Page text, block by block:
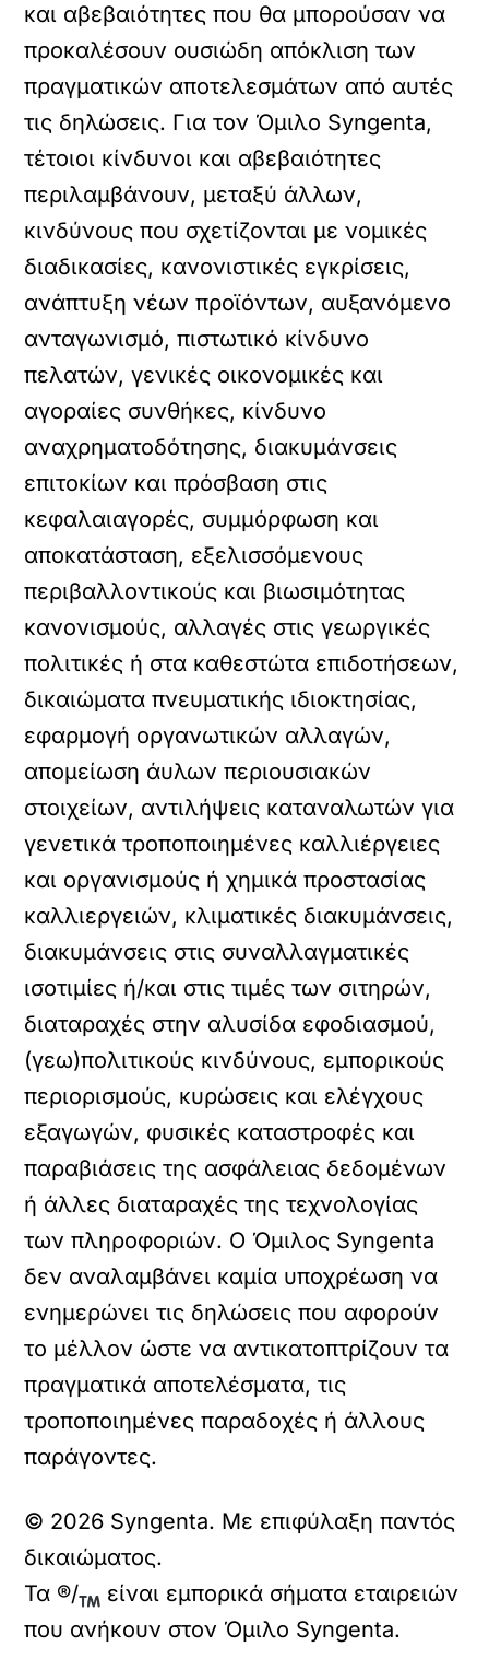
και αβεβαιότητες που θα μπορούσαν να
προκαλέσουν ουσιώδη απόκλιση των
πραγματικών αποτελεσμάτων από αυτές
τις δηλώσεις. Για τον Όμιλο Syngenta,
τέτοιοι κίνδυνοι και αβεβαιότητες
περιλαμβάνουν, μεταξύ άλλων,
κινδύνους που σχετίζονται με νομικές
διαδικασίες, κανονιστικές εγκρίσεις,
ανάπτυξη νέων προϊόντων, αυξανόμενο
ανταγωνισμό, πιστωτικό κίνδυνο
πελατών, γενικές οικονομικές και
αγοραίες συνθήκες, κίνδυνο
αναχρηματοδότησης, διακυμάνσεις
επιτοκίων και πρόσβαση στις
κεφαλαιαγορές, συμμόρφωση και
αποκατάσταση, εξελισσόμενους
περιβαλλοντικούς και βιωσιμότητας
κανονισμούς, αλλαγές στις γεωργικές
πολιτικές ή στα καθεστώτα επιδοτήσεων,
δικαιώματα πνευματικής ιδιοκτησίας,
εφαρμογή οργανωτικών αλλαγών,
απομείωση άυλων περιουσιακών
στοιχείων, αντιλήψεις καταναλωτών για
γενετικά τροποποιημένες καλλιέργειες
και οργανισμούς ή χημικά προστασίας
καλλιεργειών, κλιματικές διακυμάνσεις,
διακυμάνσεις στις συναλλαγματικές
ισοτιμίες ή/και στις τιμές των σιτηρών,
διαταραχές στην αλυσίδα εφοδιασμού,
(γεω)πολιτικούς κινδύνους, εμπορικούς
περιορισμούς, κυρώσεις και ελέγχους
εξαγωγών, φυσικές καταστροφές και
παραβιάσεις της ασφάλειας δεδομένων
ή άλλες διαταραχές της τεχνολογίας
των πληροφοριών. Ο Όμιλος Syngenta
δεν αναλαμβάνει καμία υποχρέωση να
ενημερώνει τις δηλώσεις που αφορούν
το μέλλον ώστε να αντικατοπτρίζουν τα
πραγματικά αποτελέσματα, τις
τροποποιημένες παραδοχές ή άλλους
παράγοντες.
© 2026 Syngenta. Με επιφύλαξη παντός
δικαιώματος.
Τα ®/
είναι εμπορικά σήματα εταιρειών
που ανήκουν στον Όμιλο Syngenta.